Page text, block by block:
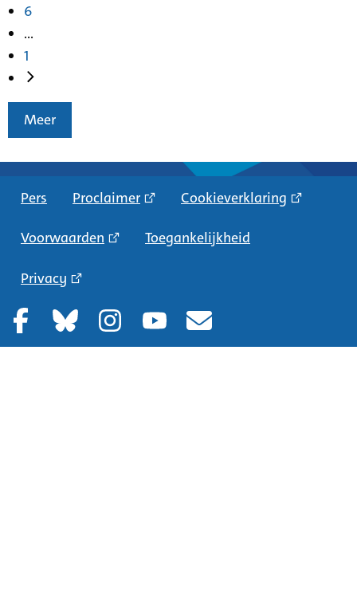
6
...
1
Meer
Pers Proclaimer Cookieverklaring
Voorwaarden Toegankelijkheid
Privacy